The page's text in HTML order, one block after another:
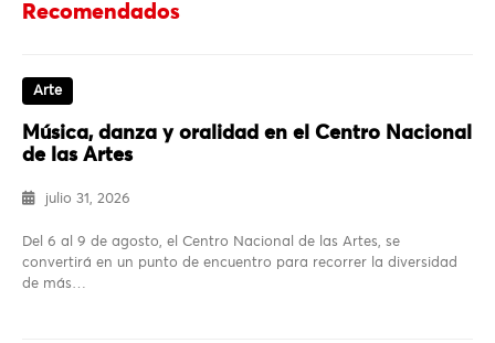
Recomendados
Arte
Música, danza y oralidad en el Centro Nacional
de las Artes
julio 31, 2026
Del 6 al 9 de agosto, el Centro Nacional de las Artes, se
convertirá en un punto de encuentro para recorrer la diversidad
de más…